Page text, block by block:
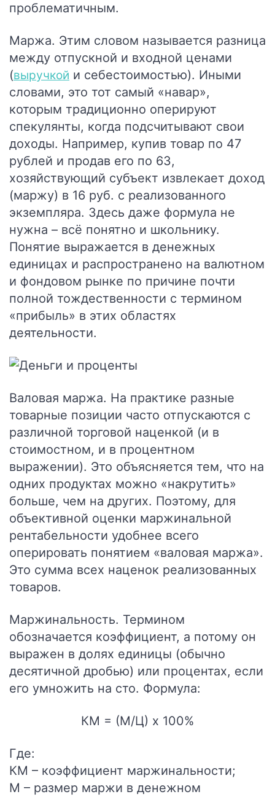
проблематичным.
Маржа. Этим словом называется разница
между отпускной и входной ценами
(выручкой и себестоимостью). Иными
словами, это тот самый «навар»,
которым традиционно оперируют
спекулянты, когда подсчитывают свои
доходы. Например, купив товар по 47
рублей и продав его по 63,
хозяйствующий субъект извлекает доход
(маржу) в 16 руб. с реализованного
экземпляра. Здесь даже формула не
нужна – всё понятно и школьнику.
Понятие выражается в денежных
единицах и распространено на валютном
и фондовом рынке по причине почти
полной тождественности с термином
«прибыль» в этих областях
деятельности.
Валовая маржа. На практике разные
товарные позиции часто отпускаются с
различной торговой наценкой (и в
стоимостном, и в процентном
выражении). Это объясняется тем, что на
одних продуктах можно «накрутить»
больше, чем на других. Поэтому, для
объективной оценки маржинальной
рентабельности удобнее всего
оперировать понятием «валовая маржа».
Это сумма всех наценок реализованных
товаров.
Маржинальность. Термином
обозначается коэффициент, а потому он
выражен в долях единицы (обычно
десятичной дробью) или процентах, если
его умножить на сто. Формула:
КМ = (М/Ц) х 100%
Где:
КМ – коэффициент маржинальности;
М – размер маржи в денежном